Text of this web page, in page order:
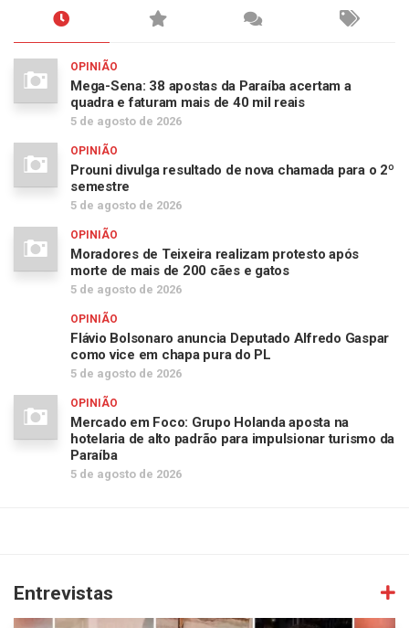
OPINIÃO
Mega-Sena: 38 apostas da Paraíba acertam a
quadra e faturam mais de 40 mil reais
5 de agosto de 2026
OPINIÃO
Prouni divulga resultado de nova chamada para o 2º
semestre
5 de agosto de 2026
OPINIÃO
Moradores de Teixeira realizam protesto após
morte de mais de 200 cães e gatos
5 de agosto de 2026
OPINIÃO
Flávio Bolsonaro anuncia Deputado Alfredo Gaspar
como vice em chapa pura do PL
5 de agosto de 2026
OPINIÃO
Mercado em Foco: Grupo Holanda aposta na
hotelaria de alto padrão para impulsionar turismo da
Paraíba
5 de agosto de 2026
Entrevistas